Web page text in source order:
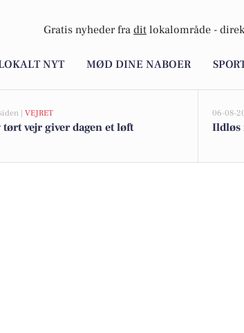
Gratis nyheder fra dit lokalområde -
NYT MØD DINE NABOER
| VEJRET
tørt vejr giver dagen et løft
06-08-
Ildløs
til salg i Arden